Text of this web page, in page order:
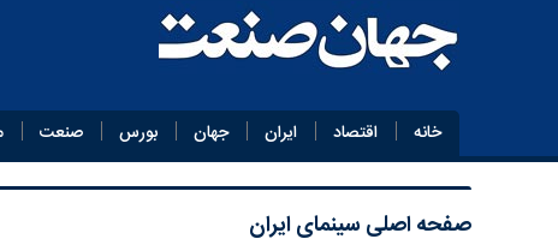
خانه اقتصاد ایران جهان بورس صنعت
صفحه اصلی سینمای ایران